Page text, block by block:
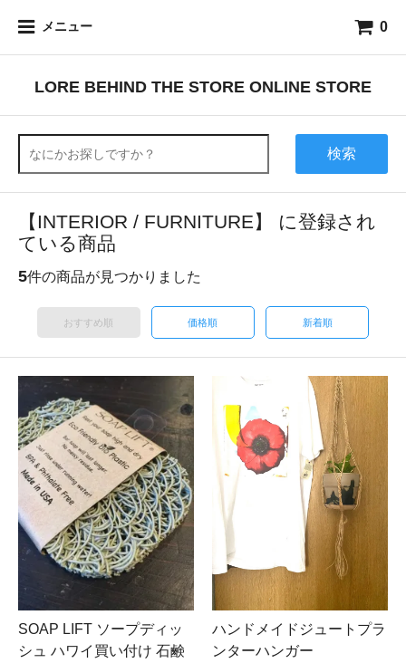
メニュー 0
LORE BEHIND THE STORE ONLINE STORE
検索
【INTERIOR / FURNITURE】 に登録され
ている商品
5件の商品が見つかりました
おすすめ順 価格順 新着順
SOAP LIFT ソープディッ
シュ ハワイ買い付け 石鹸
ハンドメイドジュートプラ
ンターハンガー